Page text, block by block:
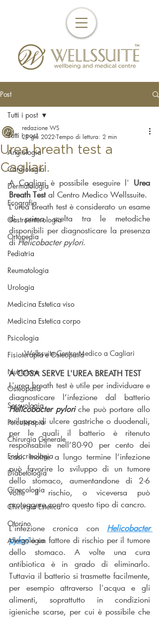
Post
Tutti i post
Angiologia
Cardiologia
Dermatologia
Ecografia
Gastroenterologia
Ortopedia
Pediatria
Reumatologia
Urologia
Medicina Estetica viso
Medicina Estetica corpo
Psicologia
Fisioterapia e Osteopatia
Nutrizione
Osteopatia
Sessuologia
Psicoterapia
Chirurgia Generale
Endocrinologia
Diabetologia
Ginecologia
Chirurgia Estetica
Otorino
Allergologia
Tutti i post
Urea breath test a
Cagliari.
redazione WS
21 giu 2022Tempo di lettura: 2 min
A Cagliari è possibile eseguire l' Urea
Breath Test al Centro Medico Wellssuite.
L’urea breath test è considerato un esame
di prima scelta tra le metodiche
disponibili per diagnosticare la presenza
di Helicobacter pylori.
Wellssuite Centro Medico a Cagliari
A COSA SERVE L'UREA BREATH TEST
L'urea breath test è utile per individuare e
Helicobacter pylori che può portare allo
sviluppo di ulcere gastriche o duodenali,
per le quali il batterio è ritenuto
responsabile nell’80-90 per cento dei
casi. Inoltre a lungo termine l’infezione
può favorire lo sviluppo di un tumore
dello stomaco, aumentandone di 2-6
volte il rischio, o viceversa può
proteggere contro questo tipo di cancro.
L'infezione cronica con Helicobacter
pylori è un fattore di rischio per il tumore
dello stomaco. A volte una cura
antibiotica è in grado di eliminarlo.
Tuttavia il batterio si trasmette facilmente,
per esempio attraverso l'acqua e gli
alimenti, soprattutto in condizioni
igieniche scarse, per cui è possibile che